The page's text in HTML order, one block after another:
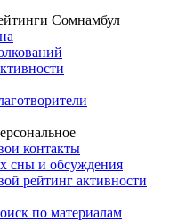
Сомнамбул
контакты
сны и обсуждения
рейтинг активности
по материалам